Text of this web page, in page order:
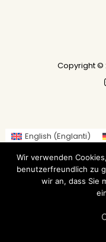
Copyright ©
English (Englanti)
Nederlands(Hollanti
Italiano(
Norsk bokmål(
Wir verwenden
benutzerfreundlich zu
wir an, dass Sie